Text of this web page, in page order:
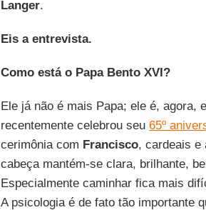
Langer.
Eis a entrevista.
Como está o Papa Bento XVI?
Ele já não é mais Papa; ele é, agora,
recentemente celebrou seu 65º
cerimônia com Francisco, cardeais e
cabeça mantém-se clara, brilhante,
Especialmente caminhar fica mais
A psicologia é de fato tão importante